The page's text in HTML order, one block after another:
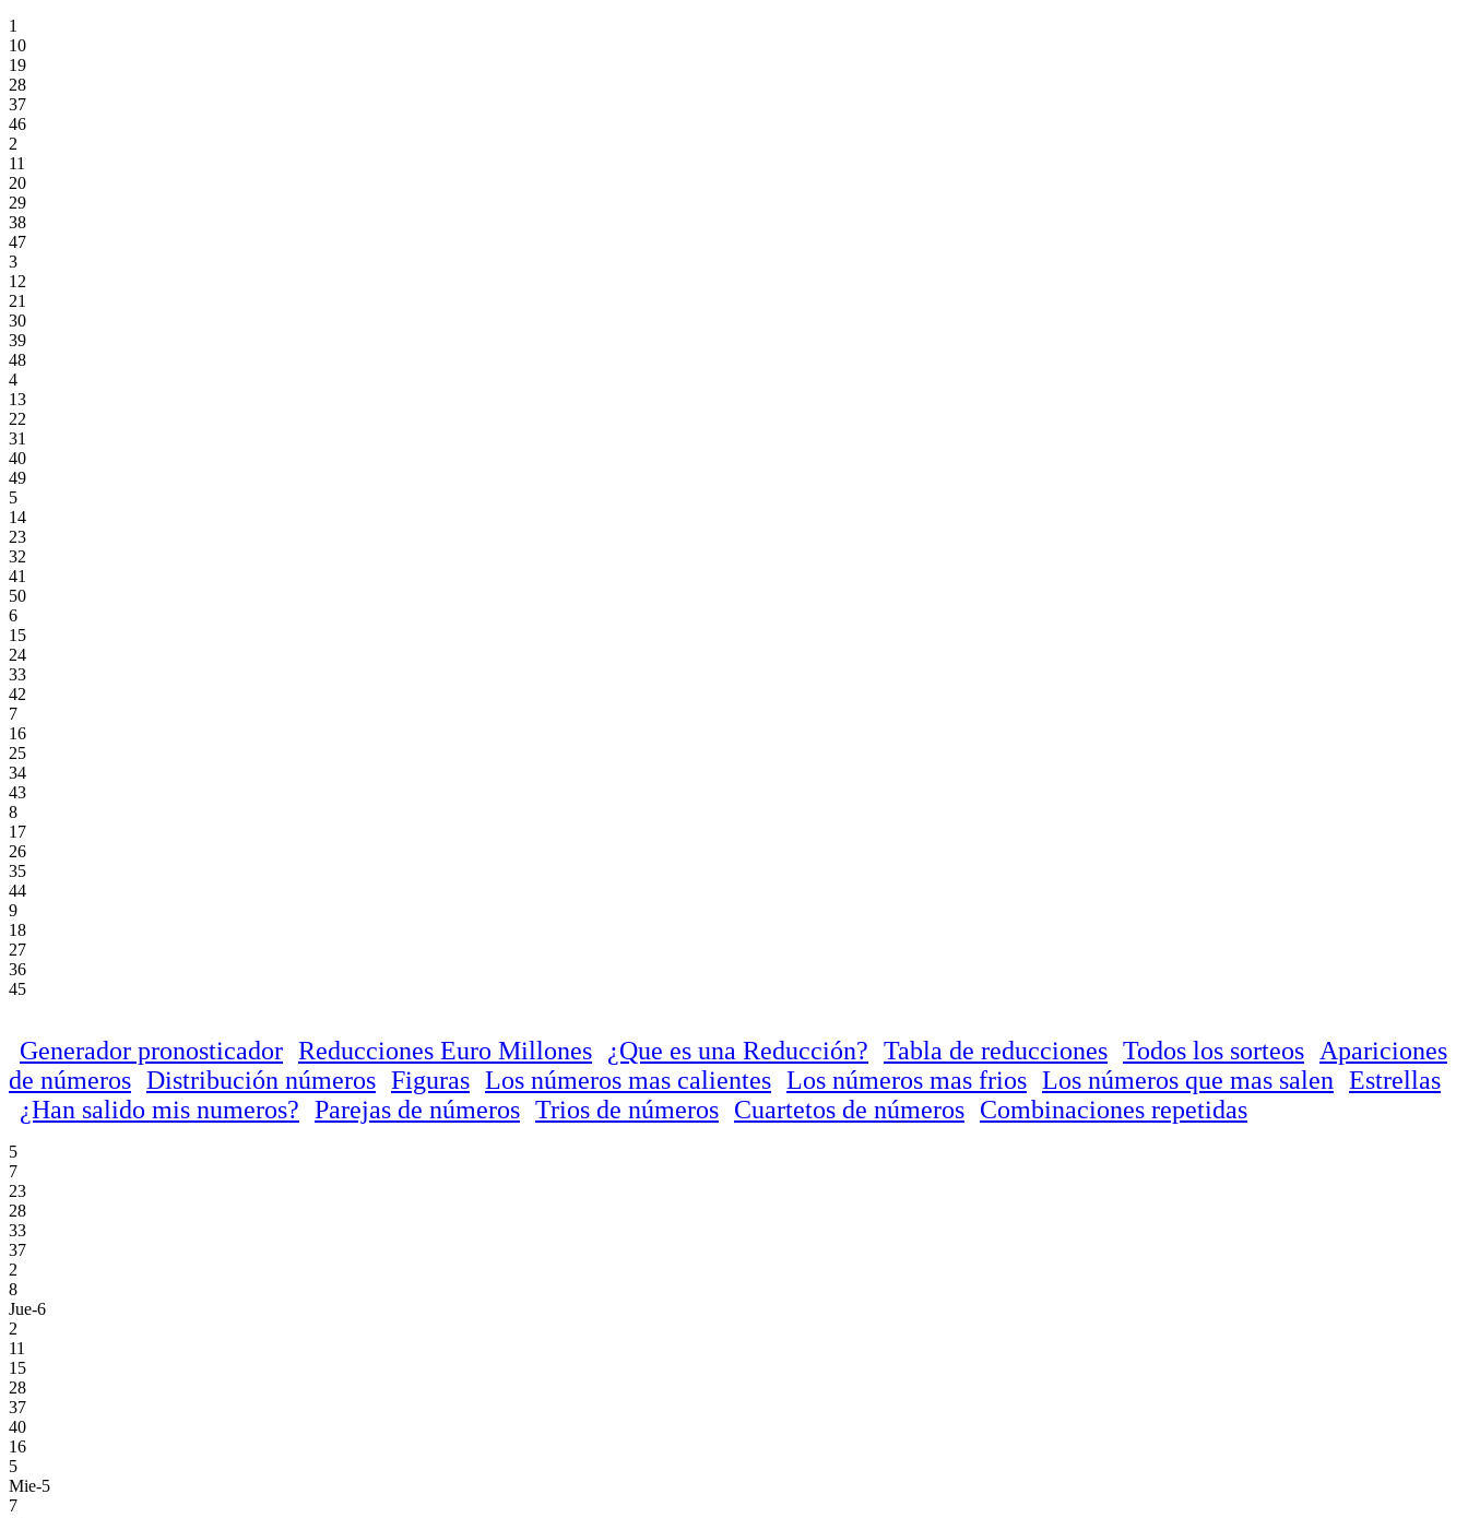
1
10
19
28
37
46
2
11
20
29
38
47
3
12
21
30
39
48
4
13
22
31
40
49
5
14
23
32
41
50
6
15
24
33
42
7
16
25
34
43
8
17
26
35
44
9
18
27
36
45
Generador pronosticador Reducciones Euro Millones ¿Que es una Reducción? Tabla de reducciones Todos los sorteos
Apariciones
de números Distribución números Figuras Los números mas calientes Los números mas frios Los números que mas salen Estrellas
¿Han salido mis numeros? Parejas de números Trios de números Cuartetos de números Combinaciones repetidas
5
7
23
28
33
37
2
8
Jue-6
2
11
15
28
37
40
16
5
Mie-5
7